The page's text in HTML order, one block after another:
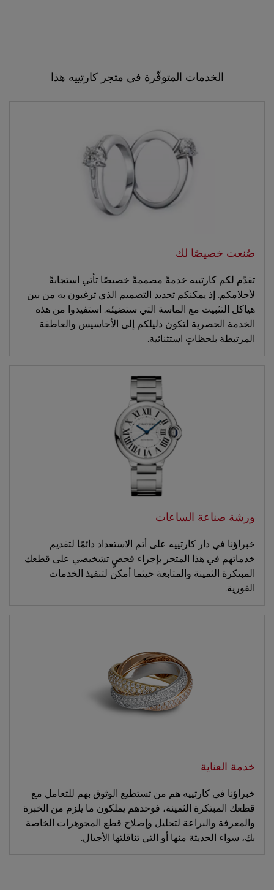
الخدمات المتوفّرة في متجر كارتييه هذا
صُنعت خصيصًا لك
تقدّم لكم كارتييه خدمةً مصممةً خصيصًا تأتي استجابةً
لأحلامكم. إذ يمكنكم تحديد التصميم الذي ترغبون به من بين
هياكل التثبيت مع الماسة التي ستضيئه. استفيدوا من هذه
الخدمة الحصرية لتكون دليلكم إلى الأحاسيس والعاطفة
المرتبطة بلحظاتٍ استثنائية.
ورشة صناعة الساعات
خبراؤنا في دار كارتييه على أتم الاستعداد دائمًا لتقديم
خدماتهم في هذا المتجر بإجراء فحصٍ تشخيصي على قطعك
المبتكرة الثمينة والمتابعة حيثما أمكن لتنفيذ الخدمات
الفورية.
خدمة العناية
خبراؤنا في كارتييه هم من تستطيع الوثوق بهم للتعامل مع
قطعك المبتكرة الثمينة، فوحدهم يملكون ما يلزم من الخبرة
والمعرفة والبراعة لتحليل وإصلاح قطع المجوهرات الخاصة
بك، سواء الحديثة منها أو التي تناقلتها الأجيال.